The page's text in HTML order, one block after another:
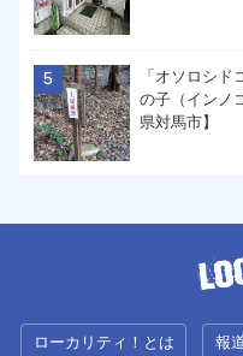
「オソロシ
の子（インノ
県対馬市】
ローカリティ！とは 報